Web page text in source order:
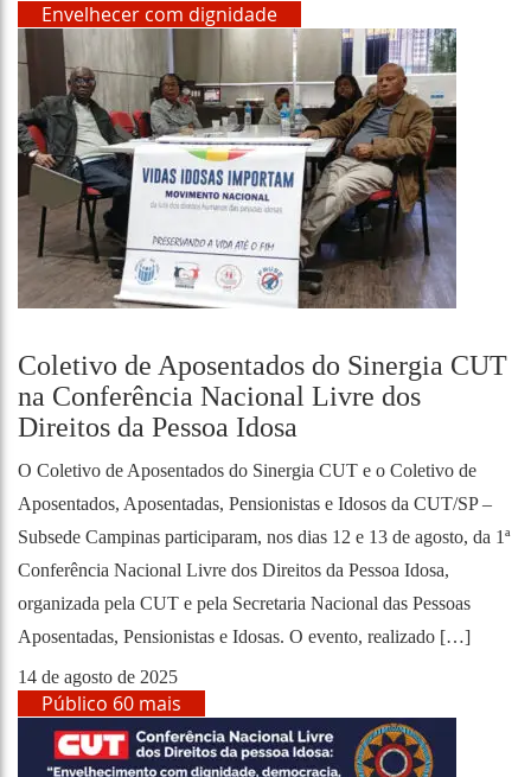
Envelhecer com dignidade
Coletivo de Aposentados do Sinergia CUT
na Conferência Nacional Livre dos
Direitos da Pessoa Idosa
O Coletivo de Aposentados do Sinergia CUT e o Coletivo de
Aposentados, Aposentadas, Pensionistas e Idosos da CUT/SP –
Subsede Campinas participaram, nos dias 12 e 13 de agosto, da 1ª
Conferência Nacional Livre dos Direitos da Pessoa Idosa,
organizada pela CUT e pela Secretaria Nacional das Pessoas
Aposentadas, Pensionistas e Idosas. O evento, realizado […]
14 de agosto de 2025
Público 60 mais